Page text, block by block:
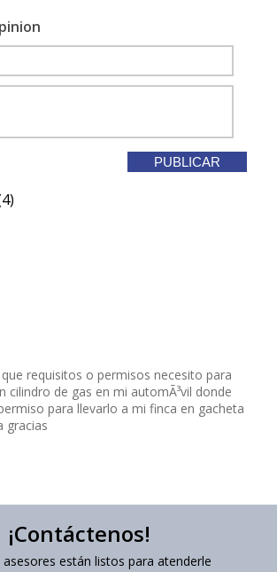
requisitos o permisos necesito para
cilindro de gas en mi automÃ³vil donde
para llevarlo a mi finca en gacheta
gracias
¡Contáctenos!
están listos para atenderle